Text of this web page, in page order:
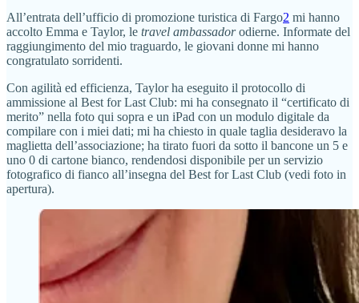
All’entrata dell’ufficio di promozione turistica di Fargo2 mi hanno
accolto Emma e Taylor, le travel ambassadorodierne. Informate del
raggiungimento del mio traguardo, le giovani donne mi hanno
congratulato sorridenti.
Con agilità ed efficienza, Taylor ha eseguito il protocollo di
ammissione al Best for Last Club: mi ha consegnato il “certificato di
merito” nella foto qui sopra e un iPad con un modulo digitale da
compilare con i miei dati; mi ha chiesto in quale taglia desideravo la
maglietta dell’associazione; ha tirato fuori da sotto il bancone un 5 e
uno 0 di cartone bianco, rendendosi disponibile per un servizio
fotografico di fianco all’insegna del Best for Last Club (vedi foto in
apertura).